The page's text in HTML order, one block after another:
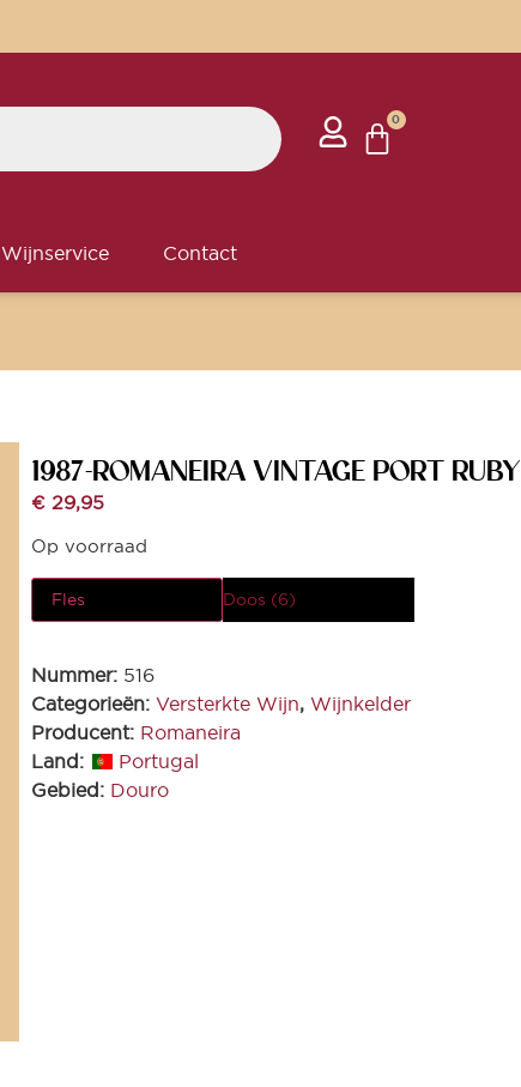
0
Wijnservice Contact
1987-ROMANEIRA VINTAGE PORT RUBY
€ 29,95
Op voorraad
Fles Doos (6)
Nummer: 516
Categorieën: Versterkte Wijn, Wijnkelder
Producent: Romaneira
Land:
Portugal
Gebied: Douro